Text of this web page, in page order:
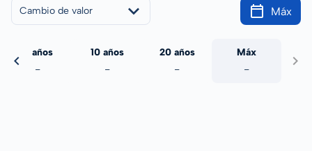
Cambio de valor Máx
5 años
-
10 años
-
20 años
-
Máx
-